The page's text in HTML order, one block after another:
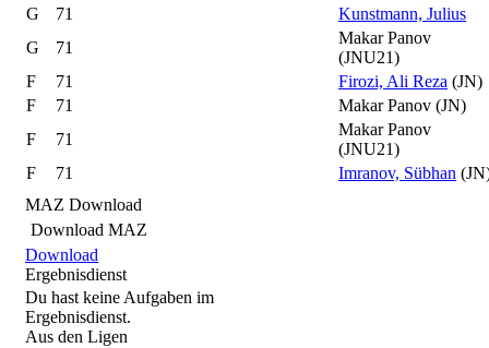
G
71
Kunstmann, Julius
G
71
Makar Panov
(JNU21)
F
71 Firozi, Ali Reza (JN)
F
71 Makar Panov (JN)
F
71
Makar Panov
(JNU21)
F
71 Imranov, Sübhan
MAZ Download
Download MAZ
Download
Ergebnisdienst
Du hast keine Aufgaben im
Ergebnisdienst.
Aus den Ligen